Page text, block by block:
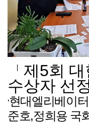
「 제5회
수상자 선
‘현대엘리베이터
준호,정희용 국